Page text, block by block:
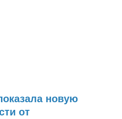
новую
от